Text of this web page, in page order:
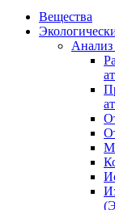
Вещества
Анализ